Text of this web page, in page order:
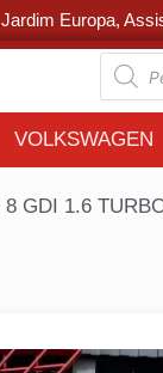
Europa,
VOLKSWAGEN
GDI 1.6